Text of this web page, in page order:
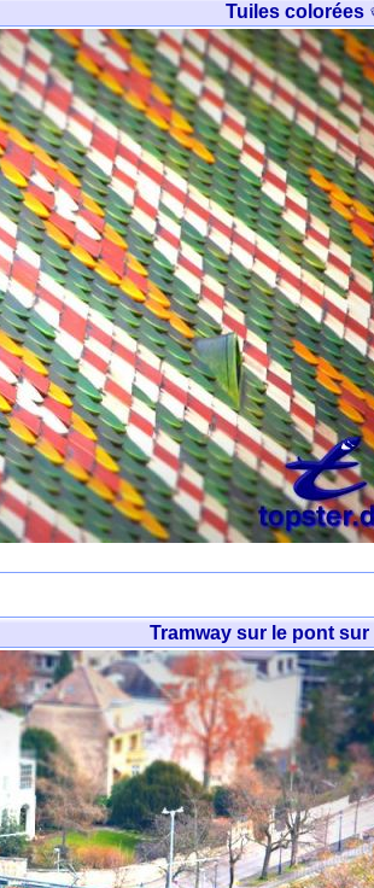
Tuiles colorées
Tramway sur le pont sur